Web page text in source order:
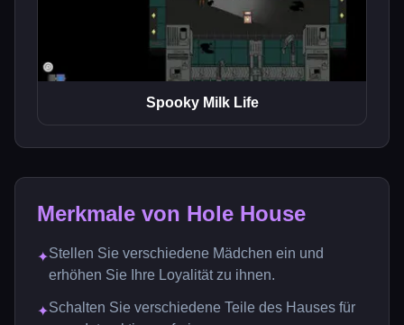
Spooky Milk Life
Merkmale von Hole House
✦Stellen Sie verschiedene Mädchen ein und
erhöhen Sie Ihre Loyalität zu ihnen.
✦Schalten Sie verschiedene Teile des Hauses für